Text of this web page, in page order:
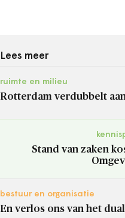
Lees meer
ruimte en milieu
Rotterdam verdubbelt
Stand van zaken
bestuur en organisatie
En verlos ons van het